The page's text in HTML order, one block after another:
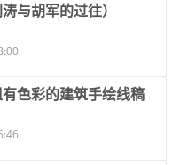
与胡军的过往）
色彩的建筑手绘线稿